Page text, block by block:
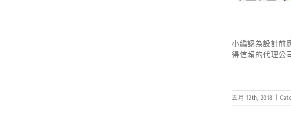
小編認為設計前
得信賴的代理公
五月 12th, 2018